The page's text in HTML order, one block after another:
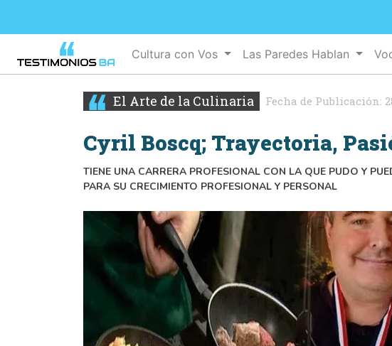
Cultura con Vos Las Paredes Hablan
El Arte de la Culinaria Fecha de Publicación:
Cyril Boscq; Trayectoria,
TIENE UNA CARRERA PROFESIONAL CON LA QUE PUDO Y
PARA SU CRECIMIENTO PROFESIONAL Y PERSONAL